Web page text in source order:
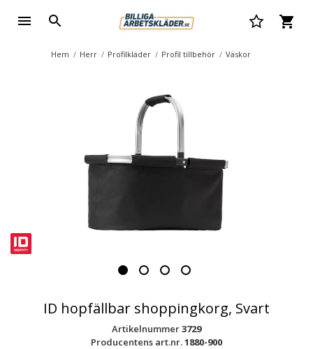
Hem Herr Profilkläder Profil tillbehör Väskor
ID hopfällbar shoppingkorg, Svart
Artikelnummer3729
Producentens art.nr.1880-900